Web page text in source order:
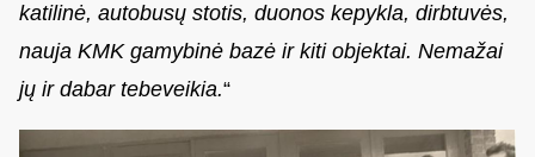
katilinė, autobusų stotis, duonos kepykla, dirbtuvės,
nauja KMK gamybinė bazė ir kiti objektai. Nemažai
jų ir dabar tebeveikia.“